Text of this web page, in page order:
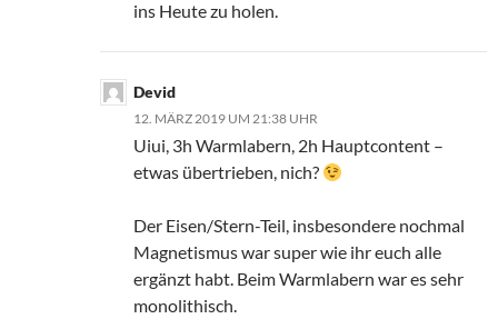
ins Heute zu holen.
Devid
12. MÄRZ 2019 UM 21:38 UHR
Uiui, 3h Warmlabern, 2h Hauptcontent –
etwas übertrieben, nich?
Der Eisen/Stern-Teil, insbesondere nochmal
Magnetismus war super wie ihr euch alle
ergänzt habt. Beim Warmlabern war es sehr
monolithisch.